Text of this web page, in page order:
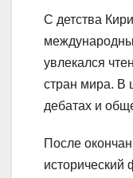
С детства
увлекался
стран мира. В
дебатах и
После
исторический